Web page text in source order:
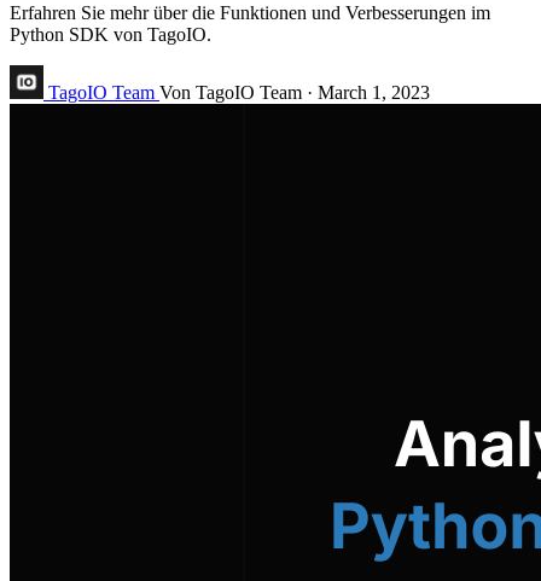
Erfahren Sie mehr über die Funktionen und Verbesserungen im
Python SDK von TagoIO.
TagoIO Team Von TagoIO Team · March 1, 2023